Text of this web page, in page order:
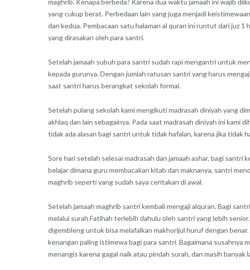
maghrib. Kenapa berbeda? Karena dua waktu jamaah ini wajib
yang cukup berat. Perbedaan lain yang juga menjadi
dan kedua. Pembacaan satu halaman al quran ini runtut dari juz
yang dirasakan oleh para santri.
Setelah jamaah subuh para santri sudah rapi mengantri untuk
kepada gurunya. Dengan jumlah ratusan santri yang harus
saat santri harus berangkat sekolah formal.
Setelah pulang sekolah kami mengikuti madrasah diniyah yang
akhlaq dan lain sebagainya. Pada saat madrasah diniyah ini kami
tidak ada alasan bagi santri untuk tidak hafalan, karena jika tidak
Sore hari setelah selesai madrasah dan jamaah ashar, bagi
belajar dimana guru membacakan kitab dan maknanya, santri
maghrib seperti yang sudah saya ceritakan di awal.
Setelah jamaah maghrib santri kembali mengaji alquran. Bagi
melalui surah Fatihah terlebih dahulu oleh santri yang lebih
digembleng untuk bisa melafalkan makhorijul huruf dengan
kenangan paling istimewa bagi para santri. Bagaimana
menangis karena gagal naik atau pindah surah, dan masih